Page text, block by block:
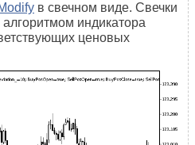
в свечном виде. Свечки
индикатора
ценовых